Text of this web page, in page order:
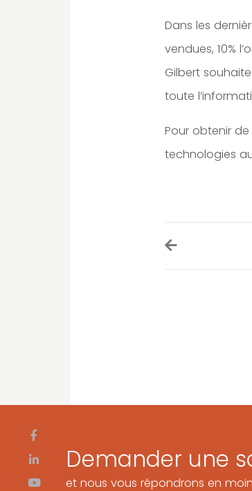
Dans les
vendues, 10%
Gilbert
toute
Pour obtenir
technologies
Demander une
et nous vous répondrons en